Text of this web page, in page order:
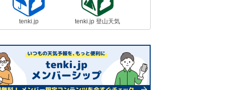
tenki.jp tenki.jp 登山天気